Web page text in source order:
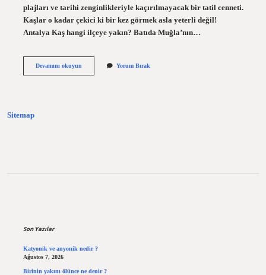
plajları ve tarihi zenginlikleriyle kaçırılmayacak bir tatil cenneti.
Kaşlar o kadar çekici ki bir kez görmek asla yeterli değil!
Antalya Kaş hangi ilçeye yakın? Batıda Muğla’nın…
Devamını okuyunAntalya
Yorum Bırak
Sitemap
Son Yazılar
Katyonik ve anyonik nedir ?
Ağustos 7, 2026
Birinin yakını ölünce ne denir ?